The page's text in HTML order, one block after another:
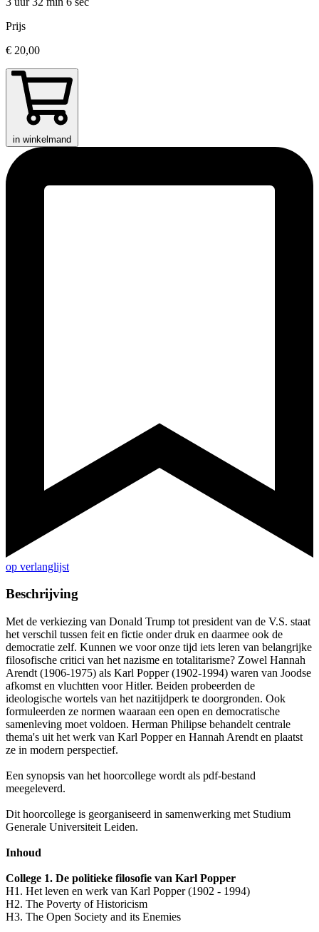
Prijs
€ 20,00
in winkelmand
op verlanglijst
Beschrijving
Met de verkiezing van Donald Trump tot president van de V.S. staat
het verschil tussen feit en fictie onder druk en daarmee ook de
democratie zelf. Kunnen we voor onze tijd iets leren van belangrijke
filosofische critici van het nazisme en totalitarisme? Zowel Hannah
Arendt (1906-1975) als Karl Popper (1902-1994) waren van Joodse
afkomst en vluchtten voor Hitler. Beiden probeerden de
ideologische wortels van het nazitijdperk te doorgronden. Ook
formuleerden ze normen waaraan een open en democratische
samenleving moet voldoen. Herman Philipse behandelt centrale
thema's uit het werk van Karl Popper en Hannah Arendt en plaatst
ze in modern perspectief.
Een synopsis van het hoorcollege wordt als pdf-bestand
meegeleverd.
Dit hoorcollege is georganiseerd in samenwerking met Studium
Generale Universiteit Leiden.
Inhoud
College 1. De politieke filosofie van Karl Popper
H1. Het leven en werk van Karl Popper (1902 - 1994)
H2. The Poverty of Historicism
H3. The Open Society and its Enemies